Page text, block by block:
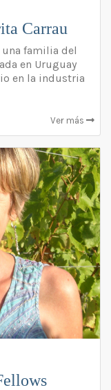
Carrau
una familia del
en Uruguay
en la industria
Ver más